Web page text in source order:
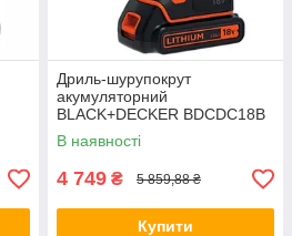
Дриль-шурупокрут
акумуляторний
BLACK+DECKER BDCDC18B
В наявності
4 749 ₴ 5 859,88 ₴
Купити